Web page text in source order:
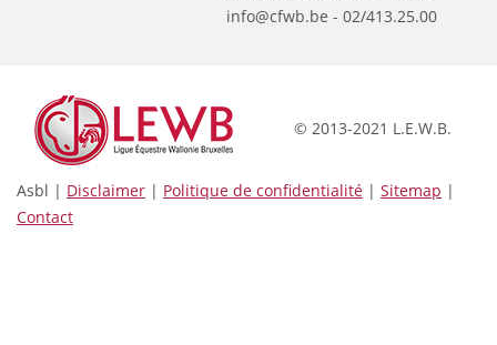
info@cfwb.be - 02/413.25.00
© 2013-2021 L.E.W.B.
Asbl | Disclaimer | Politique de confidentialité | Sitemap |
Contact